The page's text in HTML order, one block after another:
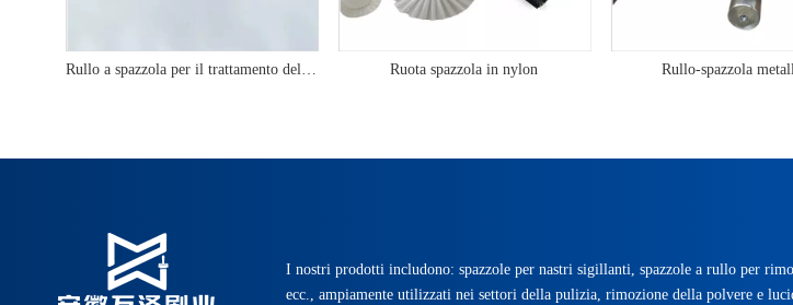
Rullo a spazzola per il trattamento delle acque reflue Ruota spazzola in nylon Rullo-spazzola
I nostri prodotti includono: spazzole per nastri sigillanti, spazzole a rullo per
ecc., ampiamente utilizzati nei settori della pulizia, rimozione della polvere e